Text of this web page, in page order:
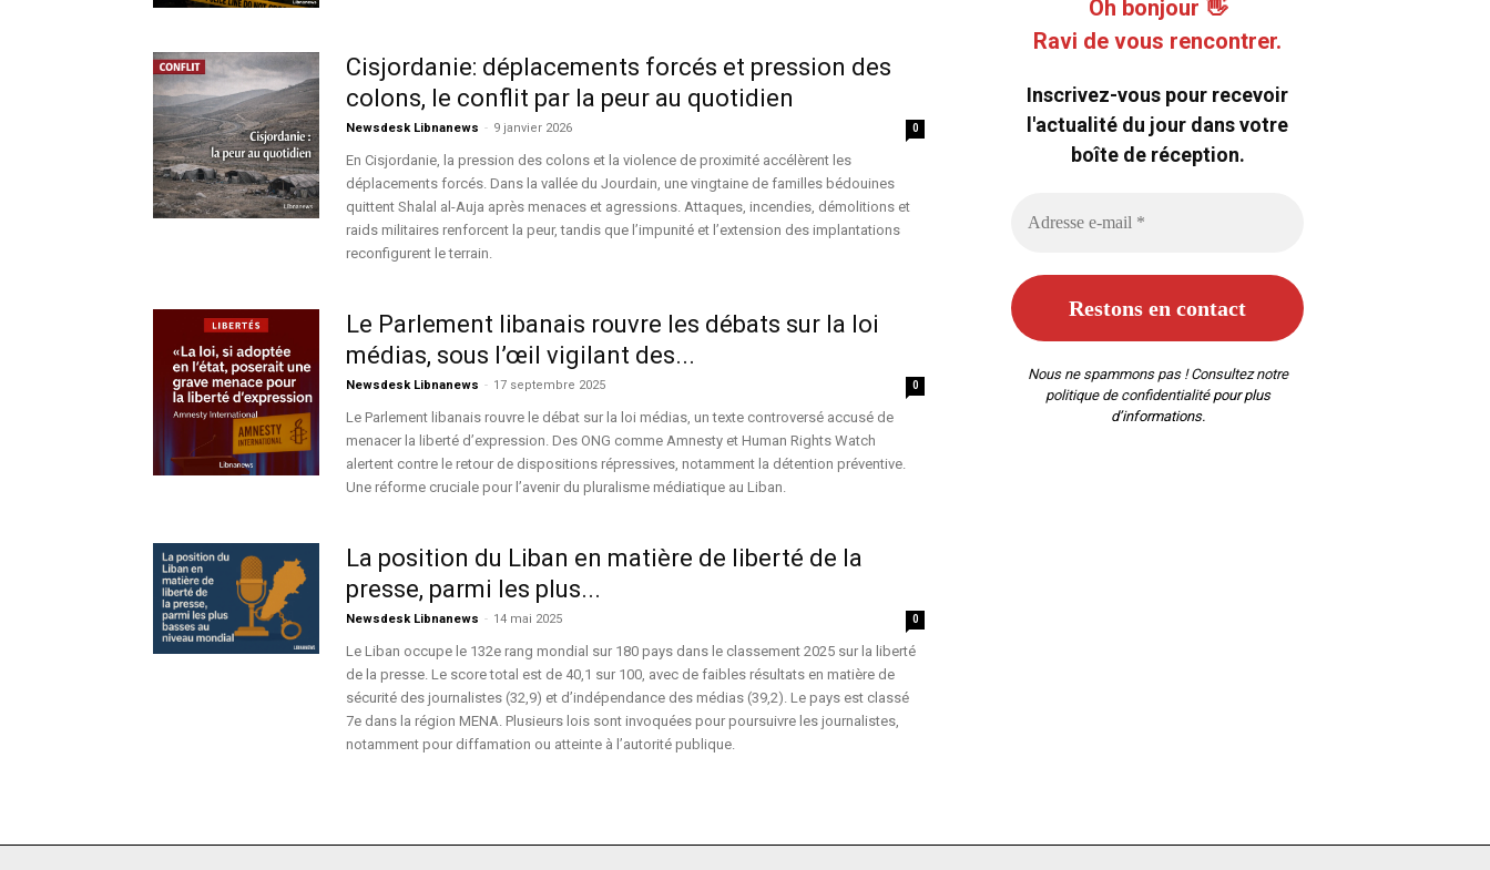
Cisjordanie: déplacements forcés et pression des
colons, le conflit par la peur au quotidien
Newsdesk Libnanews - 9 janvier 2026 0
En Cisjordanie, la pression des colons et la violence de proximité accélèrent les
déplacements forcés. Dans la vallée du Jourdain, une vingtaine de familles bédouines
quittent Shalal al-Auja après menaces et agressions. Attaques, incendies, démolitions et
raids militaires renforcent la peur, tandis que l’impunité et l’extension des implantations
reconfigurent le terrain.
Le Parlement libanais rouvre les débats sur la loi
médias, sous l’œil vigilant des...
Newsdesk Libnanews - 17 septembre 2025 0
Le Parlement libanais rouvre le débat sur la loi médias, un texte controversé accusé de
menacer la liberté d’expression. Des ONG comme Amnesty et Human Rights Watch
alertent contre le retour de dispositions répressives, notamment la détention préventive.
Une réforme cruciale pour l’avenir du pluralisme médiatique au Liban.
La position du Liban en matière de liberté de la
presse, parmi les plus...
Newsdesk Libnanews - 14 mai 2025 0
Le Liban occupe le 132e rang mondial sur 180 pays dans le classement 2025 sur la liberté
de la presse. Le score total est de 40,1 sur 100, avec de faibles résultats en matière de
sécurité des journalistes (32,9) et d’indépendance des médias (39,2). Le pays est classé
7e dans la région MENA. Plusieurs lois sont invoquées pour poursuivre les journalistes,
notamment pour diffamation ou atteinte à l’autorité publique.
Oh bonjour 👋
Ravi de vous rencontrer.
Inscrivez-vous pour recevoir
l'actualité du jour dans votre
boîte de réception.
Nous ne spammons pas ! Consultez notre
politique de confidentialitépour plus
d’informations.